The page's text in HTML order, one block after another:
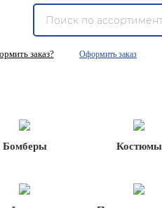
заказ? Оформить заказ
Бомберы Костюмы